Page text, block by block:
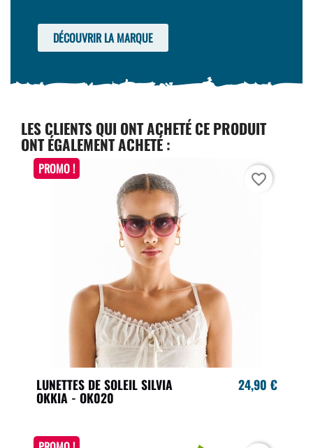
DÉCOUVRIR LA MARQUE
LES CLIENTS QUI ONT ACHETÉ CE PRODUIT
ONT ÉGALEMENT ACHETÉ :
LUNETTES DE SOLEIL SILVIA
OKKIA - OK020
24,90 €
PROMO !
favorite_border